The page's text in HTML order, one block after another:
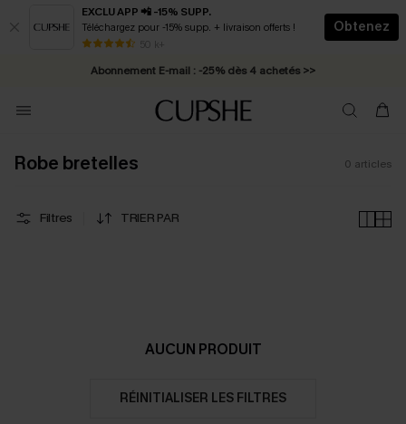
EXCLU APP 📲 -15% SUPP.
Téléchargez pour -15% supp. + livraison offerts !
50 k+
Obtenez
* Livraison éclair 2-3 jours ouvrés >>
Abonnement E-mail : -25% dès 4 achetés >>
Robe bretelles 0 articles
Filtres TRIER PAR
AUCUN PRODUIT
RÉINITIALISER LES FILTRES